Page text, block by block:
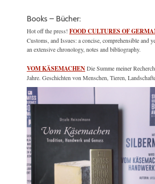
Books – Bücher:
Hot off the press! FOOD CULTURES OF
Customs, and Issues: a concise, comprehensible and
an extensive chronology, notes and bibliography.
VOM KÄSEMACHENDie Summe meiner
Jahre. Geschichten von Menschen, Tieren,